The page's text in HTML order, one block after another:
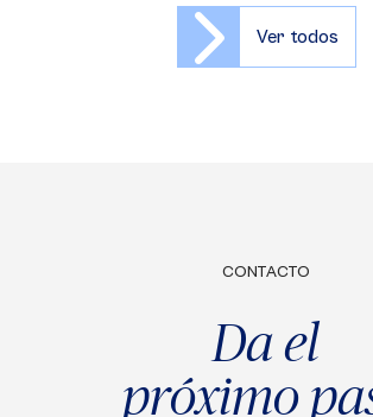
Ver todos
CONTACTO
Da el
próximo